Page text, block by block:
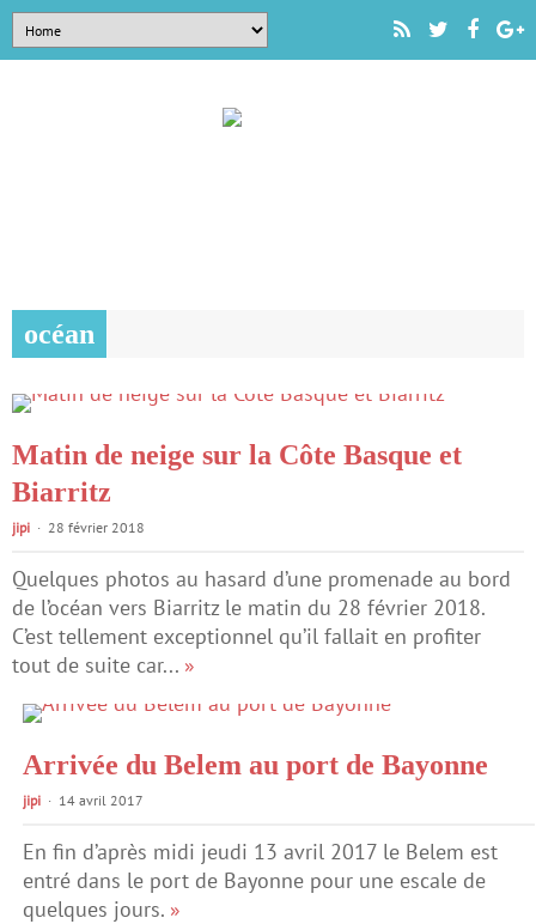
océan
Matin de neige sur la Côte Basque et
Biarritz
jipi 28 février 2018
Quelques photos au hasard d’une promenade au bord
de l’océan vers Biarritz le matin du 28 février 2018.
C’est tellement exceptionnel qu’il fallait en profiter
tout de suite car... »
Arrivée du Belem au port de Bayonne
jipi 14 avril 2017
En fin d’après midi jeudi 13 avril 2017 le Belem est
entré dans le port de Bayonne pour une escale de
quelques jours. »